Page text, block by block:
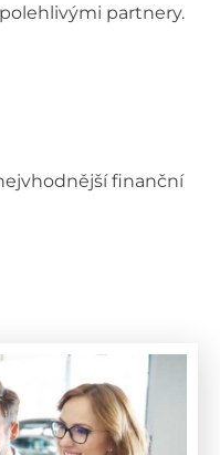
partnery.
finanční